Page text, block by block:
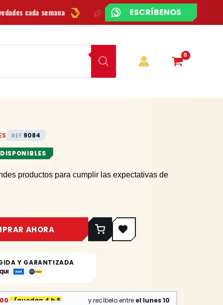
¿Dudas? Escríbenos por WhatsApp EnvíoGRATIS
¿CHATEAMOS?
REF.9084
productos para cumplir las expectativas de
AHORA
Y GARANTIZADA
(quedan 4 h 57 min y recíbelo entre el lunes 10